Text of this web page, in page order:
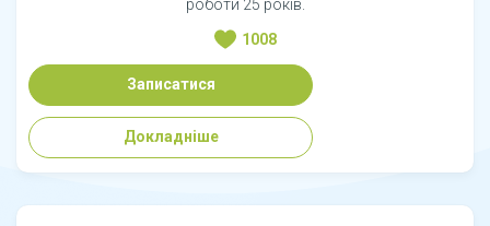
роботи 25 років.
1008
Записатися
Докладніше